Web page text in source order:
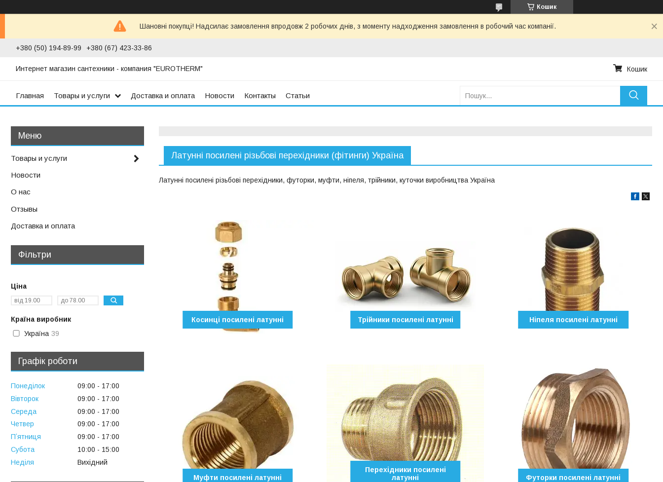
Кошик
Шановні покупці! Надсилає замовлення впродовж 2 робочих днів, з моменту надходження замовлення в робочий час компанії.
+380 (50) 194-89-99 +380 (67) 423-33-86
Интернет магазин сантехники - компания "EUROTHERM" Кошик
Главная Товары и услуги Доставка и оплата Новости Контакты Статьи
Латунні посилені різьбові перехідники (фітинги) Україна
Латунні посилені різьбові перехідники, футорки, муфти, ніпеля, трійники, куточки виробництва Україна
Косинці посилені латунні Трійники посилені латунні Ніпеля посилені латунні
Муфти посилені латунні
Перехідники посилені
латунні
Футорки посилені латунні
Товары и услуги
Новости
О нас
Отзывы
Доставка и оплата
Фільтри
Ціна
Країна виробник
Україна 39
Графік роботи
Понеділок 09:00
17:00
Вівторок
09:00
17:00
Середа
09:00
17:00
Четвер
09:00
17:00
Пʼятниця
09:00
17:00
Субота
10:00
15:00
Неділя
Вихідний